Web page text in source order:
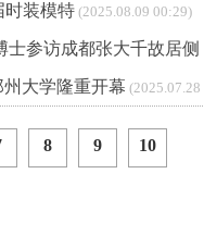
时装模特 (2025.08.09 00:29)
参访成都张大千故居侧
大学隆重开幕 (2025.07.28
8 9 10